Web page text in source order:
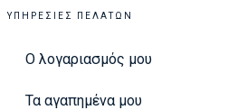
ΥΠΗΡΕΣΊΕΣ ΠΕΛΑΤΏΝ
Ο λογαριασμός μου
Τα αγαπημένα μου